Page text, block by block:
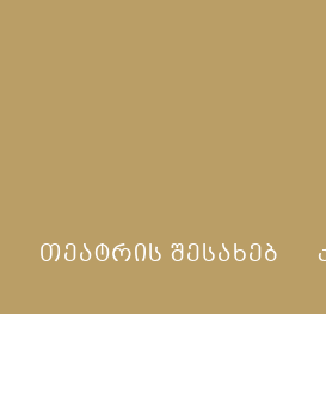
ᲗᲔᲐᲢᲠᲘᲡ ᲨᲔᲡᲐᲮᲔᲑ